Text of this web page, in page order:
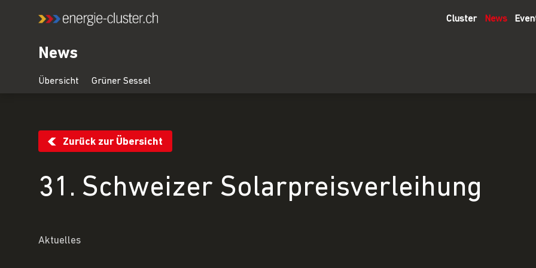
Cluster News
News
Zurück zur Übersicht
31. Schweizer Solarpreisverleihung
Aktuelles